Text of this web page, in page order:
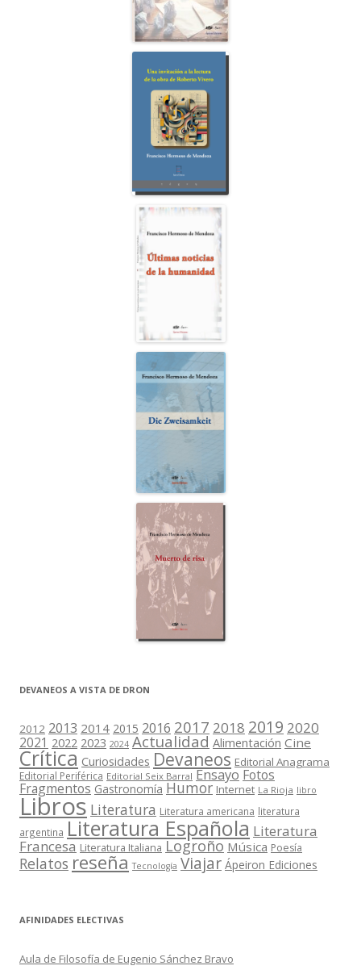
DEVANEOS A VISTA DE DRON
2012 2013 2014 2015 2016 2017 2018 2019 2020
2021 2022 2023 2024 Actualidad Alimentación Cine
Crítica Curiosidades Devaneos Editorial Anagrama
Editorial Periférica Editorial Seix Barral Ensayo Fotos
Fragmentos Gastronomía Humor Internet La Rioja libro
Libros Literatura Literatura americana literatura
argentina Literatura Española Literatura
Francesa Literatura Italiana Logroño Música Poesía
Relatos reseña Tecnología Viajar Ápeiron Ediciones
AFINIDADES ELECTIVAS
Aula de Filosofía de Eugenio Sánchez Bravo